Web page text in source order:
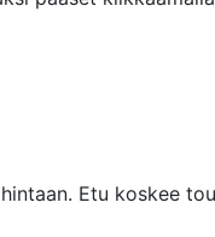
Etu koskee